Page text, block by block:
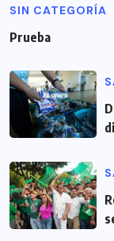
SIN CATEGORÍA
Prueba